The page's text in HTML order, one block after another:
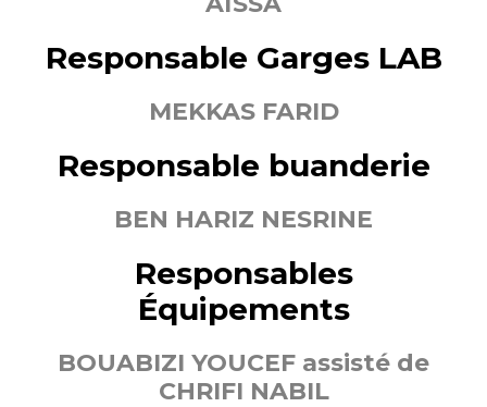
Responsable Garges LAB
MEKKAS FARID
Responsable buanderie
BEN HARIZ NESRINE
Responsables
Équipements
BOUABIZI YOUCEF assisté de
CHRIFI NABIL